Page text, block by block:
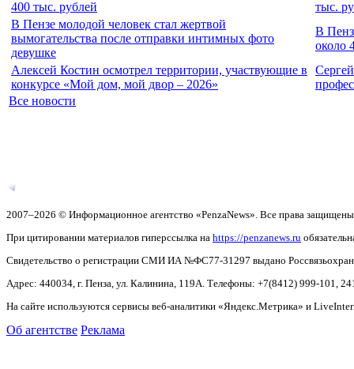
400 тыс. рублей
тыс.
В Пензе молодой человек стал жертвой
вымогательства после отправки интимных фото
девушке
В
около
Алексей Костин осмотрел территории, участвующие в
конкурсе «Мой дом, мой двор – 2026»
Все новости
2007–2026 © Информационное агентство «PenzaNews». Все права
При цитировании материалов гиперссылка на https://penzanews.ru
Свидетельство о регистрации СМИ ИА №ФС77-31297 выдано
Адрес: 440034, г. Пенза, ул. Калинина, 119А. Телефоны: +7(8412) 999-101,
На сайте используются сервисы веб-аналитики «Яндекс.Метрика» и
Об агентстве Реклама